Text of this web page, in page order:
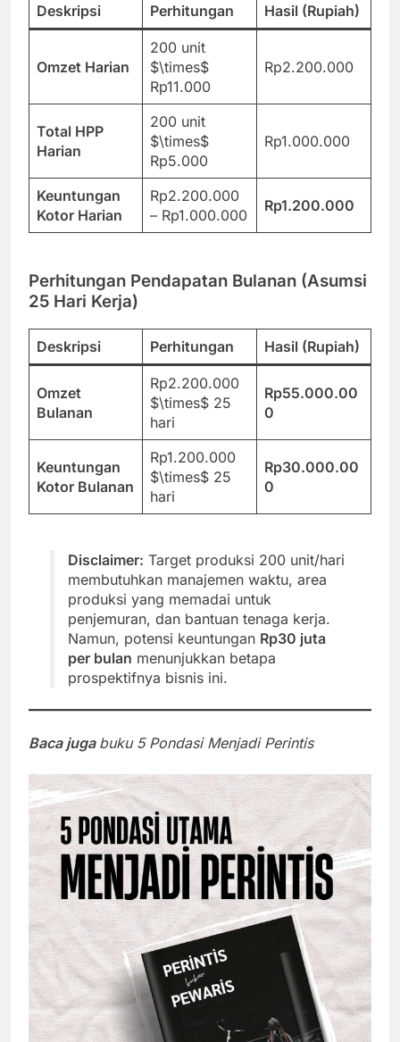
Deskripsi Perhitungan Hasil (Rupiah)
Omzet Harian
200 unit
$\times$
Rp11.000
Rp2.200.000
Total HPP
Harian
200 unit
$\times$
Rp5.000
Rp1.000.000
Keuntungan
Kotor Harian
Rp2.200.000
– Rp1.000.000
Rp1.200.000
Perhitungan Pendapatan Bulanan (Asumsi
25 Hari Kerja)
Deskripsi Perhitungan Hasil (Rupiah)
Omzet
Bulanan
Rp2.200.000
$\times$ 25
hari
Rp55.000.00
0
Keuntungan
Kotor Bulanan
Rp1.200.000
$\times$ 25
hari
Rp30.000.00
0
Disclaimer: Target produksi 200 unit/hari
membutuhkan manajemen waktu, area
produksi yang memadai untuk
penjemuran, dan bantuan tenaga kerja.
Namun, potensi keuntungan Rp30 juta
per bulan menunjukkan betapa
prospektifnya bisnis ini.
Baca juga buku 5 Pondasi Menjadi Perintis